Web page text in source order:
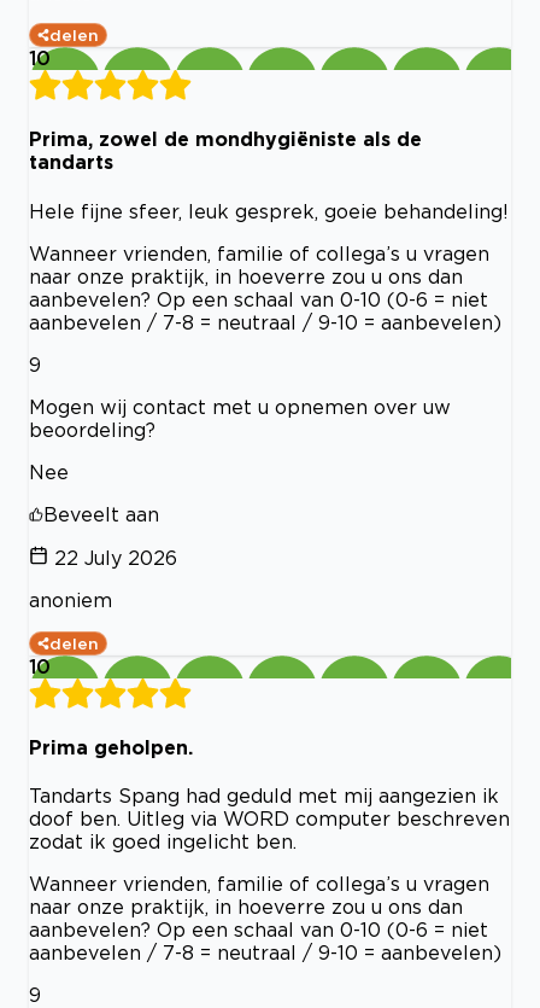
delen
10
Prima, zowel de mondhygiëniste als de
tandarts
Hele fijne sfeer, leuk gesprek, goeie behandeling!
Wanneer vrienden, familie of collega’s u vragen
naar onze praktijk, in hoeverre zou u ons dan
aanbevelen? Op een schaal van 0-10 (0-6 = niet
aanbevelen / 7-8 = neutraal / 9-10 = aanbevelen)
9
Mogen wij contact met u opnemen over uw
beoordeling?
Nee
Beveelt aan
22 July 2026
anoniem
delen
10
Prima geholpen.
Tandarts Spang had geduld met mij aangezien ik
doof ben. Uitleg via WORD computer beschreven
zodat ik goed ingelicht ben.
Wanneer vrienden, familie of collega’s u vragen
naar onze praktijk, in hoeverre zou u ons dan
aanbevelen? Op een schaal van 0-10 (0-6 = niet
aanbevelen / 7-8 = neutraal / 9-10 = aanbevelen)
9